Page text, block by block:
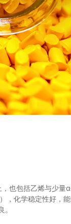
也包括乙烯与少量
，化学稳定性好，